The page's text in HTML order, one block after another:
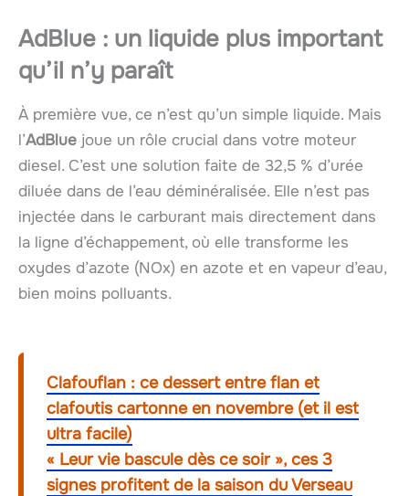
AdBlue : un liquide plus important
qu’il n’y paraît
À première vue, ce n’est qu’un simple liquide. Mais
l’AdBlue joue un rôle crucial dans votre moteur
diesel. C’est une solution faite de 32,5 % d’urée
diluée dans de l’eau déminéralisée. Elle n’est pas
injectée dans le carburant mais directement dans
la ligne d’échappement, où elle transforme les
oxydes d’azote (NOx) en azote et en vapeur d’eau,
bien moins polluants.
Clafouflan : ce dessert entre flan et
clafoutis cartonne en novembre (et il est
ultra facile)
« Leur vie bascule dès ce soir », ces 3
signes profitent de la saison du Verseau